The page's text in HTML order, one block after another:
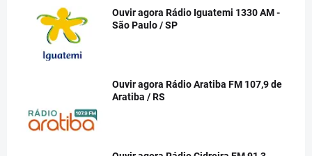
Ouvir agora Rádio Iguatemi 1330 AM -
São Paulo / SP
Ouvir agora Rádio Aratiba FM 107,9 de
Aratiba / RS